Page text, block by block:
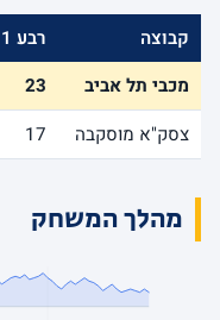
קבוצה רבע 1
מכבי תל אביב
23
צסק"א מוסקבה
17
מהלך המשחק